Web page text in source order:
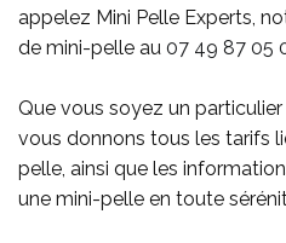
appelez Mini Pelle Experts,
de mini-pelle au 07 49 87 05
Que vous soyez un
vous donnons tous les tarifs
pelle, ainsi que les
une mini-pelle en toute